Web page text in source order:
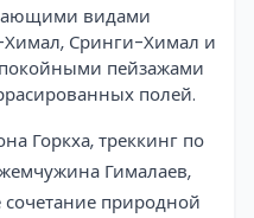
видами
Сринги-Химал и
пейзажами
полей.
Горкха, треккинг по
Гималаев,
природной